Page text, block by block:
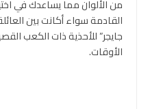
من الألوان مما يساعدك في
القادمة سواء أكانت بين
جايجر” للأحذية ذات الكعب
الأوقات.